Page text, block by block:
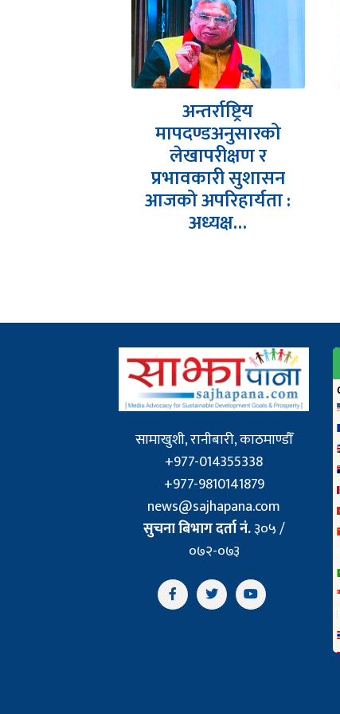
अन्तर्राष्ट्रिय
मापदण्डअनुसारको
लेखापरीक्षण र
प्रभावकारी सुशासन
आजको अपरिहार्यता :
अध्यक्ष…
सामाखुशी, रानीबारी, काठमाण्डौँ
+977-014355338
+977-9810141879
news@sajhapana.com
सुचना बिभाग दर्ता नं.३०५ /
०७२-०७३